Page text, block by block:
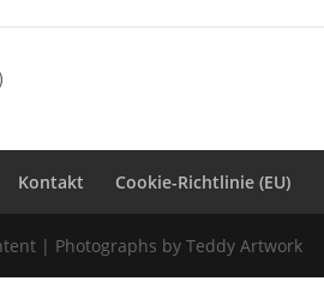
Kontakt Cookie-Richtlinie (EU)
| Photographs by Teddy Artwork